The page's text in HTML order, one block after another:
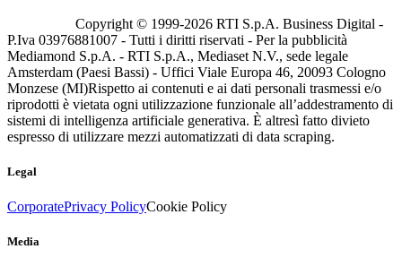
Copyright © 1999-2026 RTI S.p.A. Business Digital -
P.Iva 03976881007 - Tutti i diritti riservati - Per la pubblicità
Mediamond S.p.A. - RTI S.p.A., Mediaset N.V., sede legale
Amsterdam (Paesi Bassi) - Uffici Viale Europa 46, 20093 Cologno
Monzese (MI)Rispetto ai contenuti e ai dati personali trasmessi e/o
riprodotti è vietata ogni utilizzazione funzionale all’addestramento di
sistemi di intelligenza artificiale generativa. È altresì fatto divieto
espresso di utilizzare mezzi automatizzati di data scraping.
Legal
CorporatePrivacy PolicyCookie Policy
Media